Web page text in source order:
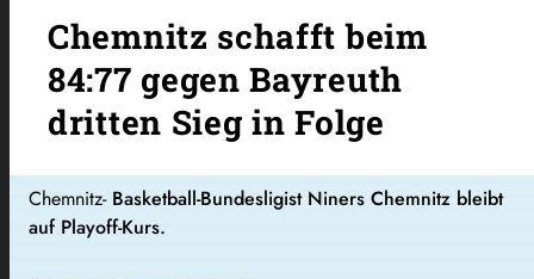
Chemnitz schafft beim
84:77 gegen Bayreuth
dritten Sieg in Folge
Chemnitz- Basketball-Bundesligist Niners Chemnitz bleibt
auf Playoff-Kurs.